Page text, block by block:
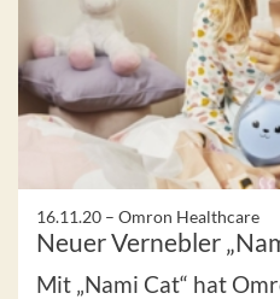
16.11.20 – Omron Healthcare
Neuer Vernebler
Mit „Nami Cat“ hat